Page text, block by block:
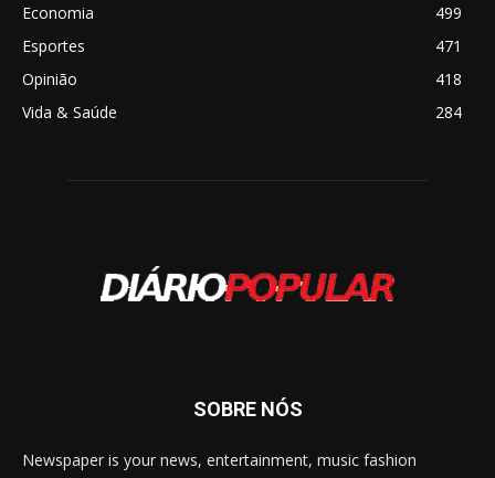
Economia
499
Esportes
471
Opinião
418
Vida & Saúde
284
SOBRE NÓS
Newspaper is your news, entertainment, music fashion